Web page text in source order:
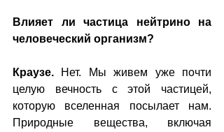
Влияет ли частица нейтрино на
человеческий организм?
Краузе. Нет. Мы живем уже почти
целую вечность с этой частицей,
которую вселенная посылает нам.
Природные вещества, включая